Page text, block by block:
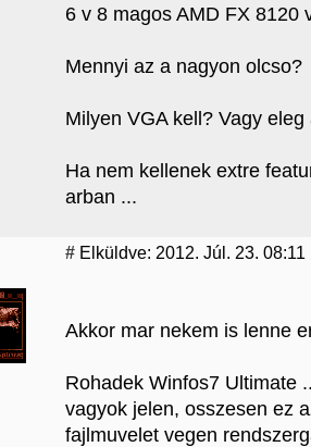
6 v 8 magos AMD FX 8120
Mennyi az a nagyon olcso?
Milyen VGA kell? Vagy
Ha nem kellenek extre
arban ...
# Elküldve: 2012. Júl. 23. 08:11
Akkor mar nekem is lenne
Rohadek Winfos7 Ultimate
vagyok jelen, osszesen ez
fajlmuvelet vegen